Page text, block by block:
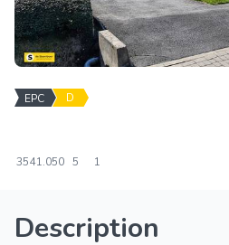
EPC D
3541.050 5 1
Description